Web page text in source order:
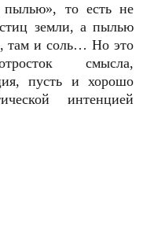
пылью», то есть не
земли, а пылью
там и соль… Но это
смысла,
пусть и хорошо
интенцией